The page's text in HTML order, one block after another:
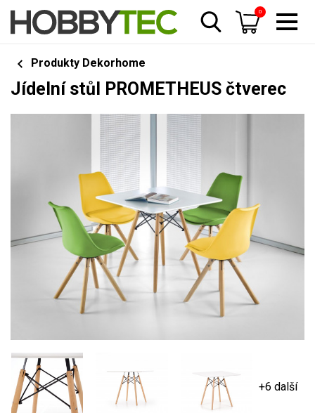
0
Produkty Dekorhome
Jídelní stůl PROMETHEUS čtverec
+6 další